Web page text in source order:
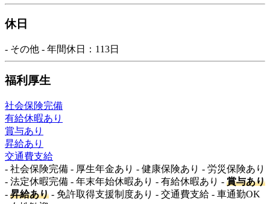
休日
- その他 - 年間休日：113日
福利厚生
社会保険完備
有給休暇あり
賞与あり
昇給あり
交通費支給
- 社会保険完備 - 厚生年金あり - 健康保険あり - 労災保険あり
- 法定休暇完備 - 年末年始休暇あり - 有給休暇あり - 賞与あり
- 昇給あり - 免許取得支援制度あり - 交通費支給 - 車通勤OK